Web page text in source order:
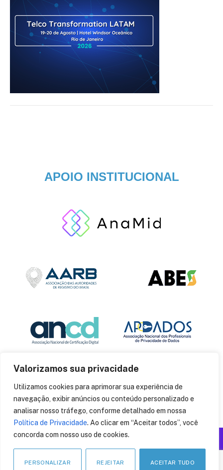
Valorizamos sua privacidade
Utilizamos cookies para aprimorar sua experiência de
navegação, exibir anúncios ou conteúdo personalizado e
analisar nosso tráfego, conforme detalhado em nossa
Política de Privacidade. Ao clicar em “Aceitar todos”, você
concorda com nosso uso de cookies.
PERSONALIZAR REJEITAR ACEITAR TUDO
APOIO INSTITUCIONAL
© 2014CryptoID. Todos os direitos reservados.